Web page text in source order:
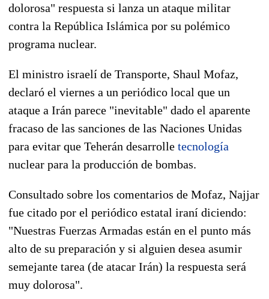
dolorosa" respuesta si lanza un ataque militar
contra la República Islámica por su polémico
programa nuclear.
El ministro israelí de Transporte, Shaul Mofaz,
declaró el viernes a un periódico local que un
ataque a Irán parece "inevitable" dado el aparente
fracaso de las sanciones de las Naciones Unidas
para evitar que Teherán desarrolle tecnología
nuclear para la producción de bombas.
Consultado sobre los comentarios de Mofaz, Najjar
fue citado por el periódico estatal iraní diciendo:
"Nuestras Fuerzas Armadas están en el punto más
alto de su preparación y si alguien desea asumir
semejante tarea (de atacar Irán) la respuesta será
muy dolorosa".